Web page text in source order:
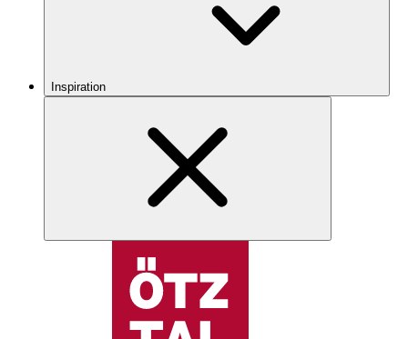
Inspiration